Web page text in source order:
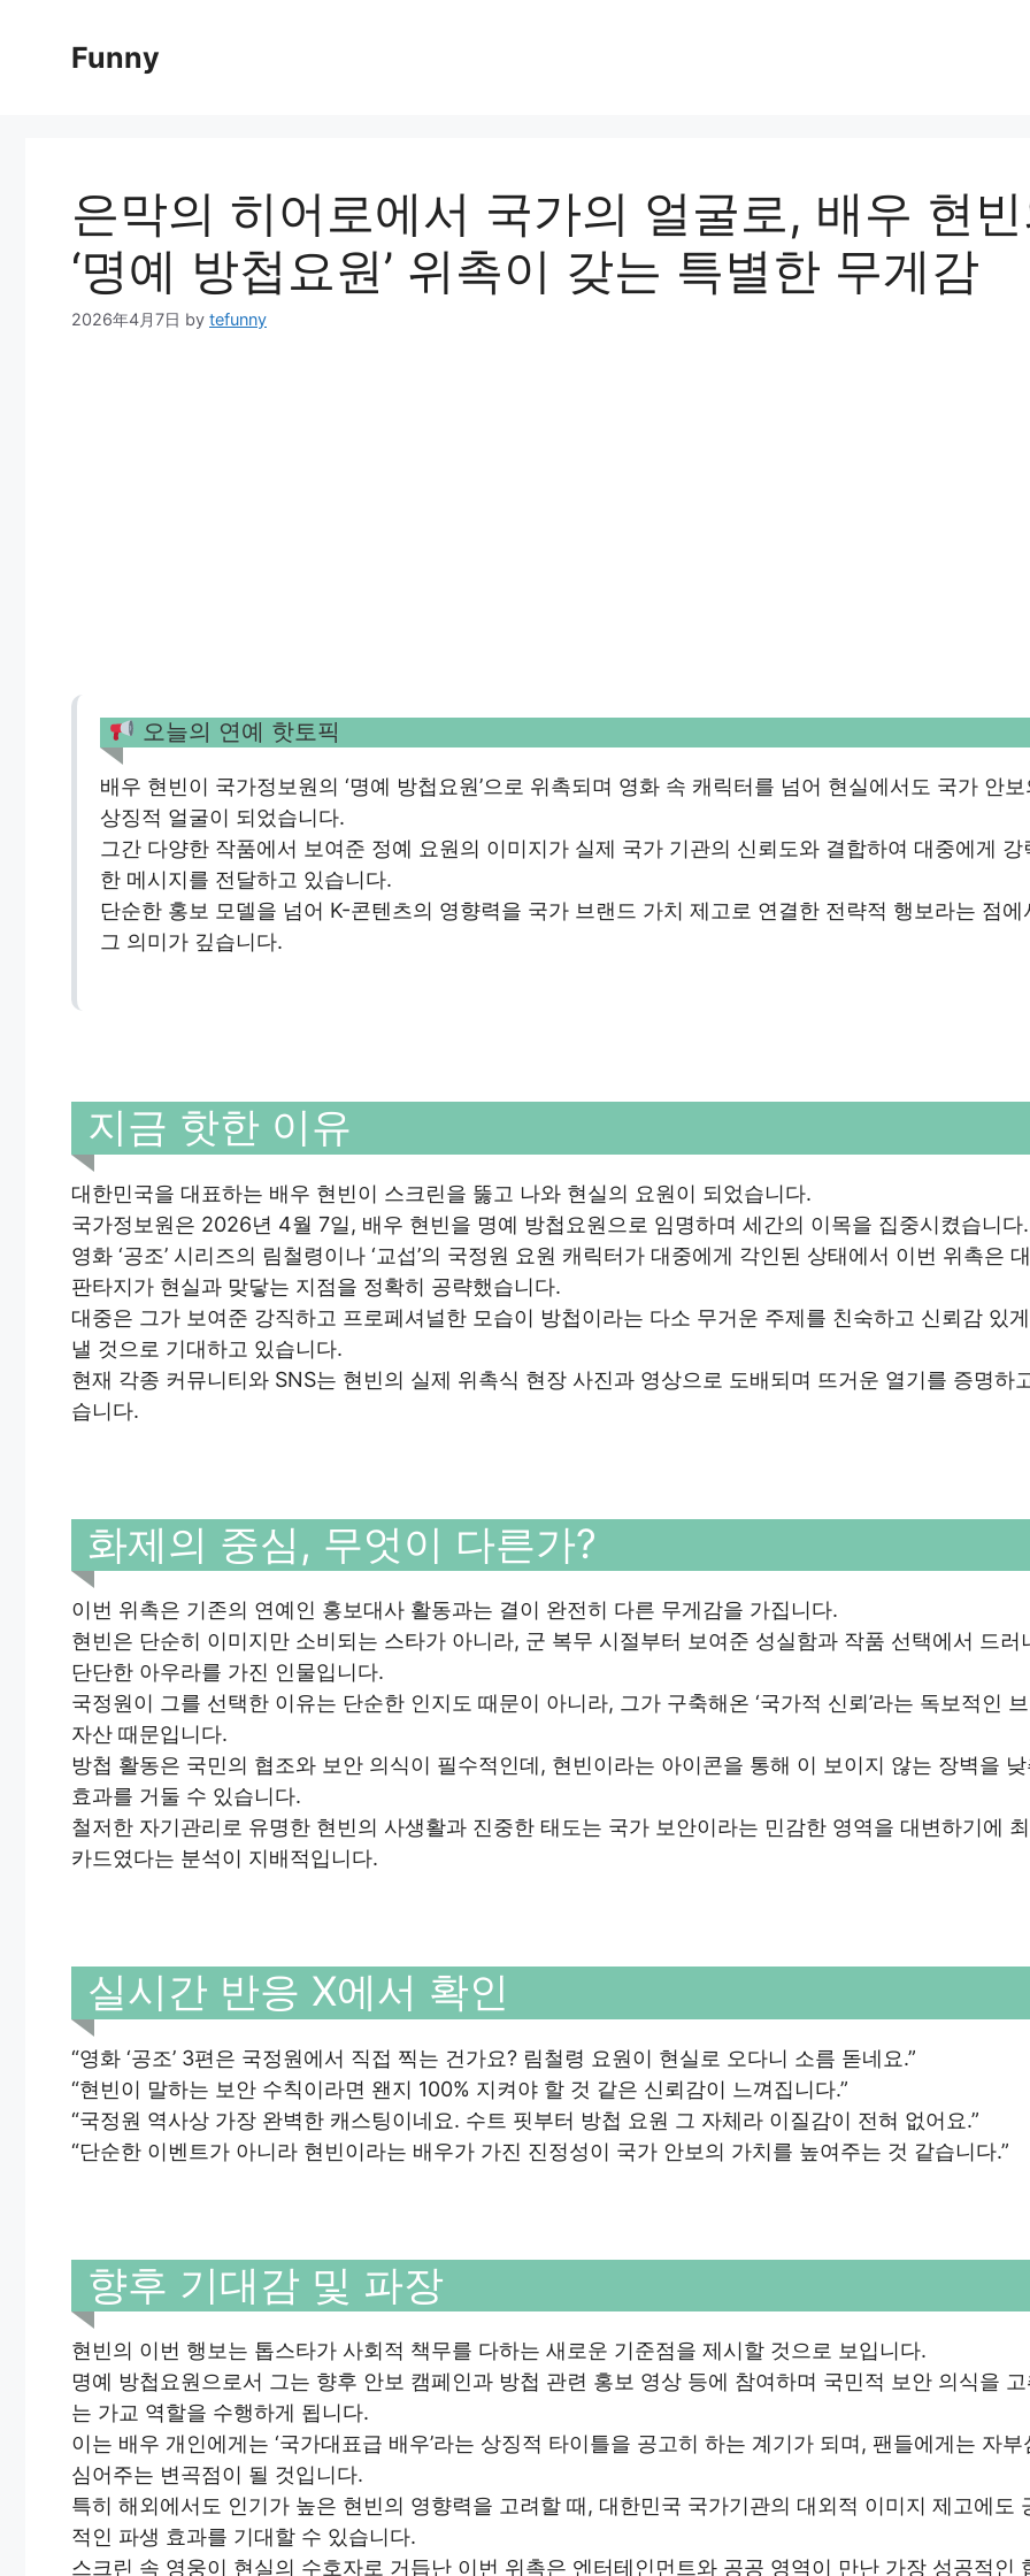
Funny
은막의 히어로에서 국가의 얼굴로, 배우 현빈
‘명예 방첩요원’ 위촉이 갖는 특별한 무게감
2026年4月7日 by tefunny
오늘의 연예 핫토픽
배우 현빈이 국가정보원의 ‘명예 방첩요원’으로 위촉되며 영화 속 캐릭터를 넘어 현실에서도 국가 안보
상징적 얼굴이 되었습니다.
그간 다양한 작품에서 보여준 정예 요원의 이미지가 실제 국가 기관의 신뢰도와 결합하여 대중에게 강
한 메시지를 전달하고 있습니다.
단순한 홍보 모델을 넘어 K-콘텐츠의 영향력을 국가 브랜드 가치 제고로 연결한 전략적 행보라는 점에
그 의미가 깊습니다.
지금 핫한 이유
대한민국을 대표하는 배우 현빈이 스크린을 뚫고 나와 현실의 요원이 되었습니다.
국가정보원은 2026년 4월 7일, 배우 현빈을 명예 방첩요원으로 임명하며 세간의 이목을 집중시켰습니다.
영화 ‘공조’ 시리즈의 림철령이나 ‘교섭’의 국정원 요원 캐릭터가 대중에게 각인된 상태에서 이번 위촉은
판타지가 현실과 맞닿는 지점을 정확히 공략했습니다.
대중은 그가 보여준 강직하고 프로페셔널한 모습이 방첩이라는 다소 무거운 주제를 친숙하고 신뢰감 있
낼 것으로 기대하고 있습니다.
현재 각종 커뮤니티와 SNS는 현빈의 실제 위촉식 현장 사진과 영상으로 도배되며 뜨거운 열기를 증명하
습니다.
화제의 중심, 무엇이 다른가?
이번 위촉은 기존의 연예인 홍보대사 활동과는 결이 완전히 다른 무게감을 가집니다.
현빈은 단순히 이미지만 소비되는 스타가 아니라, 군 복무 시절부터 보여준 성실함과 작품 선택에서 드러
단단한 아우라를 가진 인물입니다.
국정원이 그를 선택한 이유는 단순한 인지도 때문이 아니라, 그가 구축해온 ‘국가적 신뢰’라는 독보적인
자산 때문입니다.
방첩 활동은 국민의 협조와 보안 의식이 필수적인데, 현빈이라는 아이콘을 통해 이 보이지 않는 장벽을
효과를 거둘 수 있습니다.
철저한 자기관리로 유명한 현빈의 사생활과 진중한 태도는 국가 보안이라는 민감한 영역을 대변하기에
카드였다는 분석이 지배적입니다.
실시간 반응 X에서 확인
“영화 ‘공조’ 3편은 국정원에서 직접 찍는 건가요? 림철령 요원이 현실로 오다니 소름 돋네요.”
“현빈이 말하는 보안 수칙이라면 왠지 100% 지켜야 할 것 같은 신뢰감이 느껴집니다.”
“국정원 역사상 가장 완벽한 캐스팅이네요. 수트 핏부터 방첩 요원 그 자체라 이질감이 전혀 없어요.”
“단순한 이벤트가 아니라 현빈이라는 배우가 가진 진정성이 국가 안보의 가치를 높여주는 것 같습니다.”
향후 기대감 및 파장
현빈의 이번 행보는 톱스타가 사회적 책무를 다하는 새로운 기준점을 제시할 것으로 보입니다.
명예 방첩요원으로서 그는 향후 안보 캠페인과 방첩 관련 홍보 영상 등에 참여하며 국민적 보안 의식을
는 가교 역할을 수행하게 됩니다.
이는 배우 개인에게는 ‘국가대표급 배우’라는 상징적 타이틀을 공고히 하는 계기가 되며, 팬들에게는 자부
심어주는 변곡점이 될 것입니다.
특히 해외에서도 인기가 높은 현빈의 영향력을 고려할 때, 대한민국 국가기관의 대외적 이미지 제고에도
적인 파생 효과를 기대할 수 있습니다.
스크린 속 영웅이 현실의 수호자로 거듭난 이번 위촉은 엔터테인먼트와 공공 영역이 만난 가장 성공적인